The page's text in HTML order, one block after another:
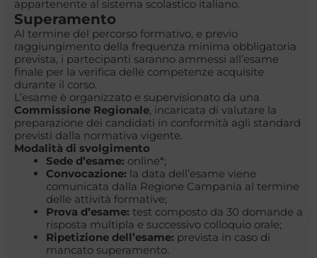
appartenente al sistema scolastico italiano.
Superamento
Al termine del percorso formativo, e previo
raggiungimento della frequenza minima obbligatoria
prevista, i partecipanti saranno ammessi all’esame
finale per la verifica delle competenze acquisite
durante il corso.
L’esame è organizzato e supervisionato da una
Commissione Regionale, incaricata di valutare la
preparazione dei candidati in conformità agli standard
previsti dalla normativa vigente.
Modalità di svolgimento
Sede d’esame: online*;
Convocazione: la data dell’esame viene
comunicata dalla Regione Campania al termine
delle attività formative;
Prova d’esame: test composto da 30 domande a
risposta multipla e successivo colloquio orale;
Ripetizione dell’esame: prevista in caso di
mancato superamento.